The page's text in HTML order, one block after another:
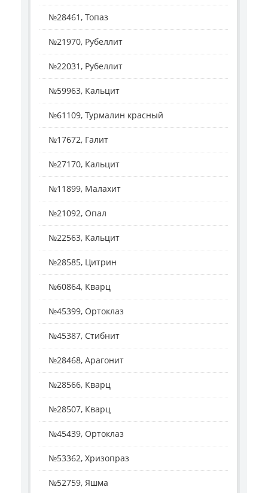
№28461, Топаз
№21970, Рубеллит
№22031, Рубеллит
№59963, Кальцит
№61109, Турмалин красный
№17672, Галит
№27170, Кальцит
№11899, Малахит
№21092, Опал
№22563, Кальцит
№28585, Цитрин
№60864, Кварц
№45399, Ортоклаз
№45387, Стибнит
№28468, Арагонит
№28566, Кварц
№28507, Кварц
№45439, Ортоклаз
№53362, Хризопраз
№52759, Яшма